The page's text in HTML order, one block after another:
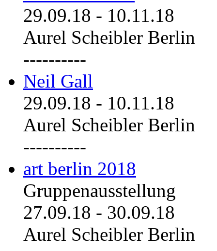
29.09.18 - 10.11.18
Aurel Scheibler Berlin
----------
Neil Gall
29.09.18 - 10.11.18
Aurel Scheibler Berlin
----------
art berlin 2018
Gruppenausstellung
27.09.18 - 30.09.18
Aurel Scheibler Berlin